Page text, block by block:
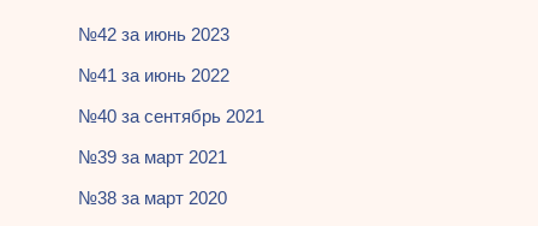
№42 за июнь 2023
№41 за июнь 2022
№40 за сентябрь 2021
№39 за март 2021
№38 за март 2020